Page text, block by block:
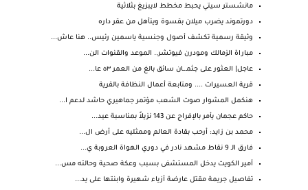
مانشستر سيتي يحبط مخطط لايبزيغ بثلاثية
دورتموند يضرب ميلان بقسوة ويتأهل من عقر داره
وثيقة رسمية تكشف أصول وجنسية ياسمين رئيس.. هنا عاش...
مباراة الزمالك ومودرن فيوتشر.. الموعد والقنوات الن...
عاجل| العثور على جثمـ.ـان سائق بالغ من العمر ٥٣ عا...
قرية العسيرات .... ومتابعة أعمال النظافة بالقرية
هنكمل المشوار صوت الشعب مؤتمر جماهيري حاشد لدعم ا...
حاكم عجمان يأمر بالإفراج عن 143 نزيلاً بمناسبة عيد...
محمد بن زايد: أرحب بقادة العالم وممثليه على أرض ال...
فارق الـ 9 نقاط مشهد نادر في دوري الهواة العروبة ي...
أمير الكويت يدخل المستشفى بسبب وعكة صحية وحالته مس...
تفاصيل جريمة مقتل عارضة أزياء شهيرة وابنتها على يد...